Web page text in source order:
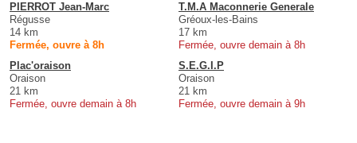
PIERROT Jean-Marc
Régusse
14 km
Fermée, ouvre à 8h
T.M.A Maconnerie Generale
Gréoux-les-Bains
17 km
Fermée, ouvre demain à 8h
Plac'oraison
Oraison
21 km
Fermée, ouvre demain à 8h
S.E.G.I.P
Oraison
21 km
Fermée, ouvre demain à 9h